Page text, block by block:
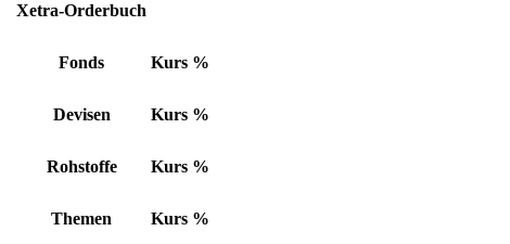
Xetra-Orderbuch
Fonds Kurs %
Devisen Kurs %
Rohstoffe Kurs %
Themen Kurs %